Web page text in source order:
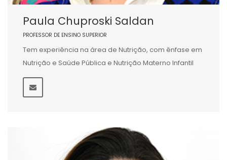
Paula Chuproski Saldan
PROFESSOR DE ENSINO SUPERIOR
Tem experiência na área de Nutrição, com ênfase em
Nutrição e Saúde Pública e Nutrição Materno Infantil